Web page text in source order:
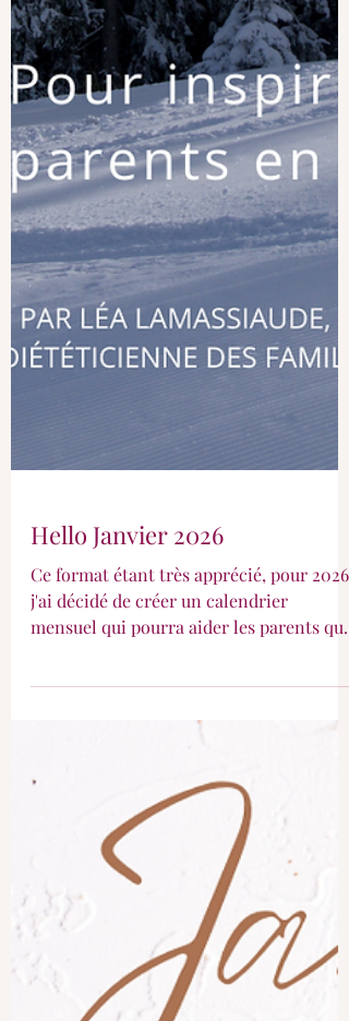
Hello Janvier 2026
Ce format étant très apprécié, pour 2026,
j'ai décidé de créer un calendrier
mensuel qui pourra aider les parents qui
s'aventurent dans la diversification de